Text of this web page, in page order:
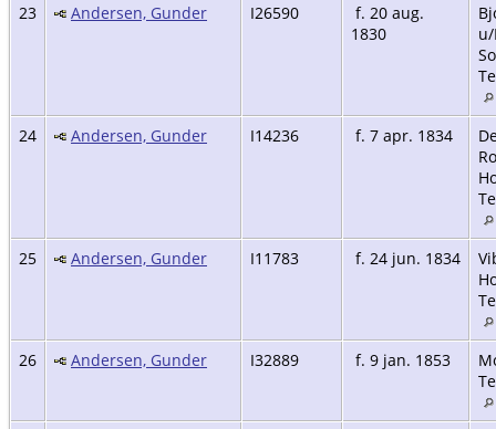
23 Andersen, Gunder I26590
f. 20 aug.
1830
24 Andersen, Gunder I14236 f. 7 apr. 1834
25 Andersen, Gunder I11783 f. 24 jun. 1834
26 Andersen, Gunder I32889 f. 9 jan. 1853